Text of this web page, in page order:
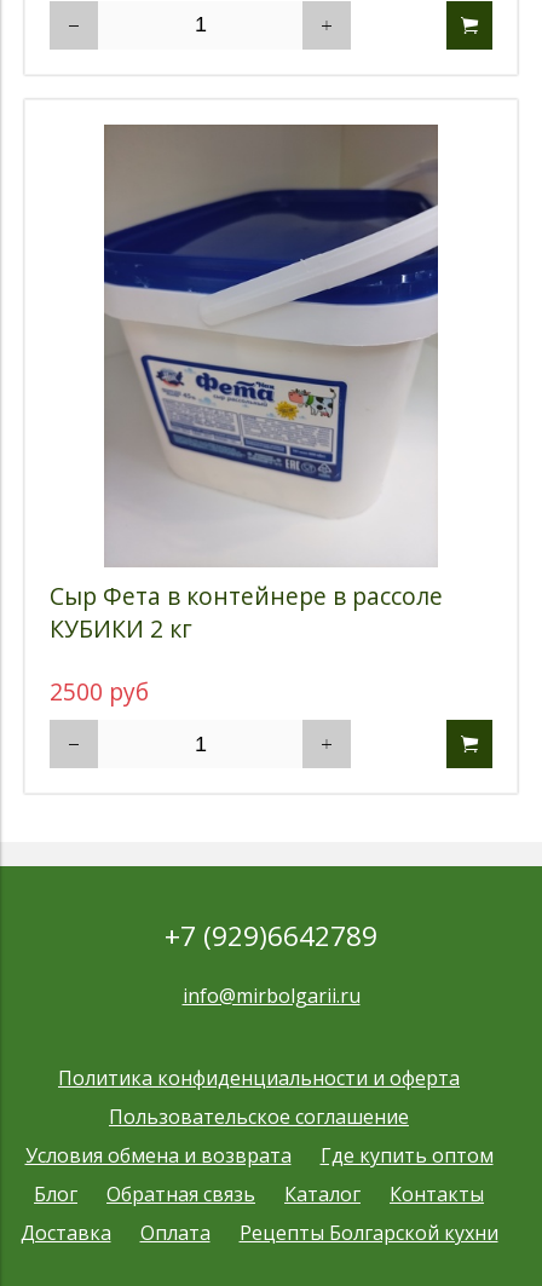
Сыр Фета в контейнере в рассоле
КУБИКИ 2 кг
2500 руб
+7 (929)6642789
info@mirbolgarii.ru
Политика конфиденциальности и оферта
Пользовательское соглашение
Условия обмена и возврата
Где купить оптом
Блог
Обратная связь Каталог
Контакты
Доставка
Оплата Рецепты Болгарской кухни